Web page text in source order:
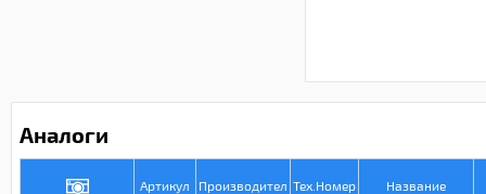
Аналоги
Артикул Производител Тех.Номер Название